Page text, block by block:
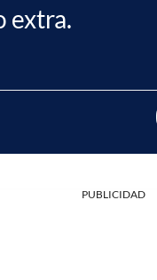
extra.
PUBLICIDAD